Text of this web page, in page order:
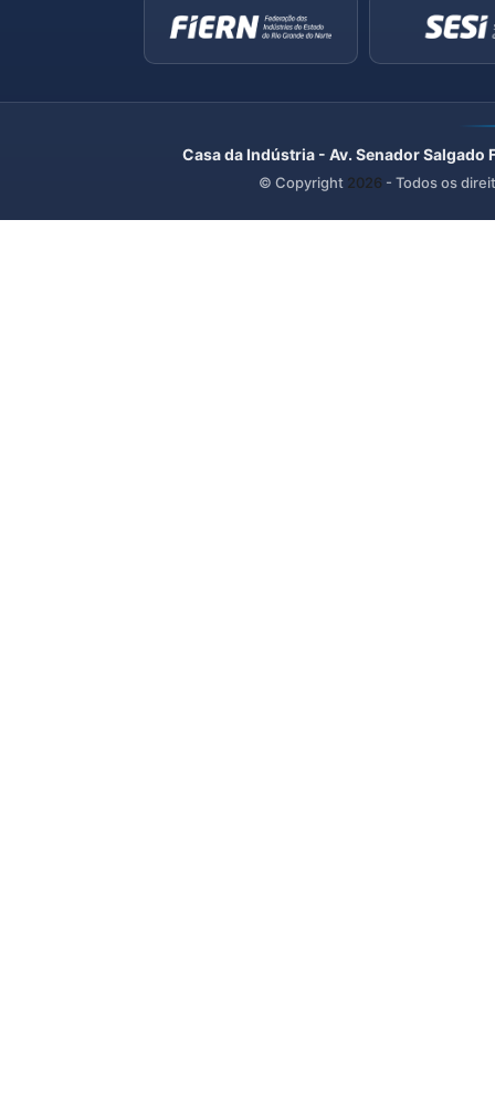
Casa da Indústria - Av. Senador
© Copyright 2026 - Todos os